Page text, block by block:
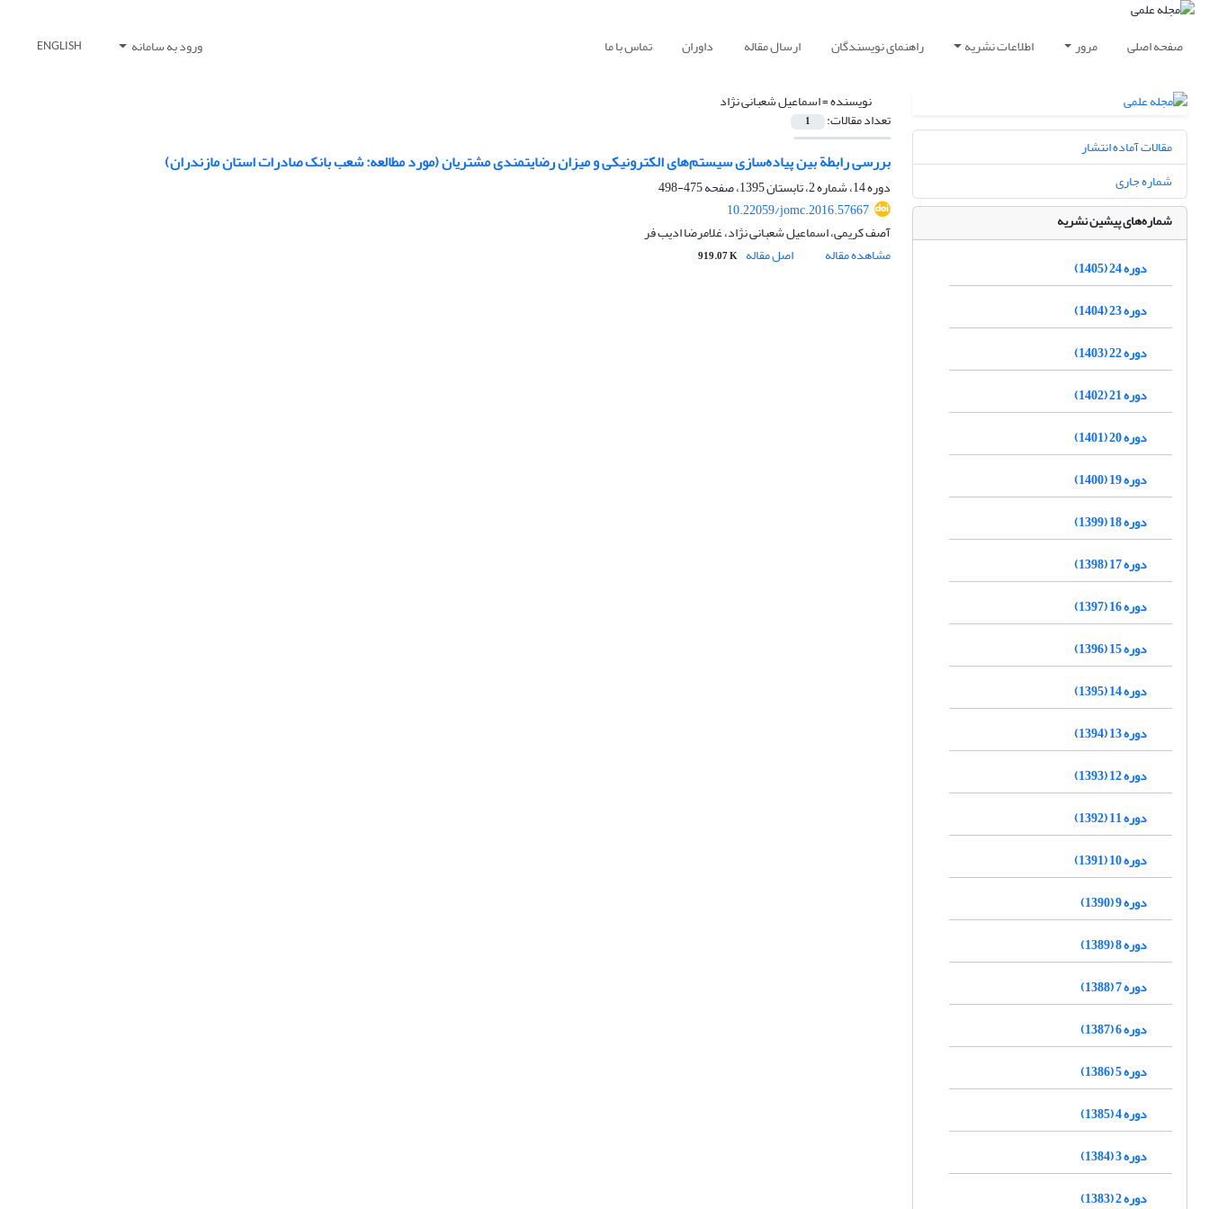
صفحه اصلی مرور اطلاعات نشریه راهنمای نویسندگان ارسال مقاله داوران تماس با ما ورود به سامانه ENGLISH
نویسنده =اسماعیل شعبانی نژاد
تعداد مقالات: 1
بررسی رابطة بین پیاده‌سازی سیستم‌های الکترونیکی و میزان رضایتمندی مشتریان (مورد مطالعه: شعب بانک صادرات استان مازندران)
دوره 14، شماره 2، تابستان 1395، صفحه
475-498
10.22059/jomc.2016.57667
آصف کریمی، اسماعیل شعبانی نژاد، غلامرضا ادیب فر
مشاهده مقاله
اصل مقاله 919.07 K
مقالات آماده انتشار
شماره جاری
شماره‌های پیشین نشریه
دوره 24 (1405)
دوره 23 (1404)
دوره 22 (1403)
دوره 21 (1402)
دوره 20 (1401)
دوره 19 (1400)
دوره 18 (1399)
دوره 17 (1398)
دوره 16 (1397)
دوره 15 (1396)
دوره 14 (1395)
دوره 13 (1394)
دوره 12 (1393)
دوره 11 (1392)
دوره 10 (1391)
دوره 9 (1390)
دوره 8 (1389)
دوره 7 (1388)
دوره 6 (1387)
دوره 5 (1386)
دوره 4 (1385)
دوره 3 (1384)
دوره 2 (1383)